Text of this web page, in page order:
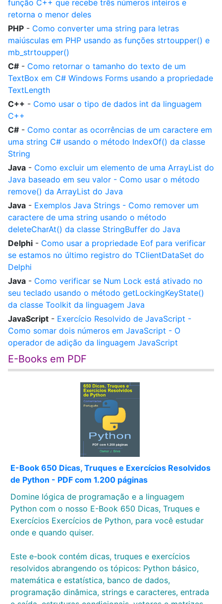
função C++ que recebe três números inteiros e
retorna o menor deles
PHP - Como converter uma string para letras
maiúsculas em PHP usando as funções strtoupper() e
mb_strtoupper()
C# - Como retornar o tamanho do texto de um
TextBox em C# Windows Forms usando a propriedade
TextLength
C++ - Como usar o tipo de dados int da linguagem
C++
C# - Como contar as ocorrências de um caractere em
uma string C# usando o método IndexOf() da classe
String
Java - Como excluir um elemento de uma ArrayList do
Java baseado em seu valor - Como usar o método
remove() da ArrayList do Java
Java - Exemplos Java Strings - Como remover um
caractere de uma string usando o método
deleteCharAt() da classe StringBuffer do Java
Delphi - Como usar a propriedade Eof para verificar
se estamos no último registro do TClientDataSet do
Delphi
Java - Como verificar se Num Lock está ativado no
seu teclado usando o método getLockingKeyState()
da classe Toolkit da linguagem Java
JavaScript - Exercício Resolvido de JavaScript -
Como somar dois números em JavaScript - O
operador de adição da linguagem JavaScript
E-Books em PDF
E-Book 650 Dicas, Truques e Exercícios Resolvidos
de Python - PDF com 1.200 páginas
Domine lógica de programação e a linguagem
Python com o nosso E-Book 650 Dicas, Truques e
Exercícios Exercícios de Python, para você estudar
onde e quando quiser.
Este e-book contém dicas, truques e exercícios
resolvidos abrangendo os tópicos: Python básico,
matemática e estatística, banco de dados,
programação dinâmica, strings e caracteres, entrada